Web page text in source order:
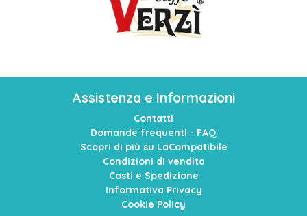
Assistenza e Informazioni
Contatti
Domande frequenti - FAQ
Scopri di più su LaCompatibile
Condizioni di vendita
Costi e Spedizione
Informativa Privacy
Cookie Policy